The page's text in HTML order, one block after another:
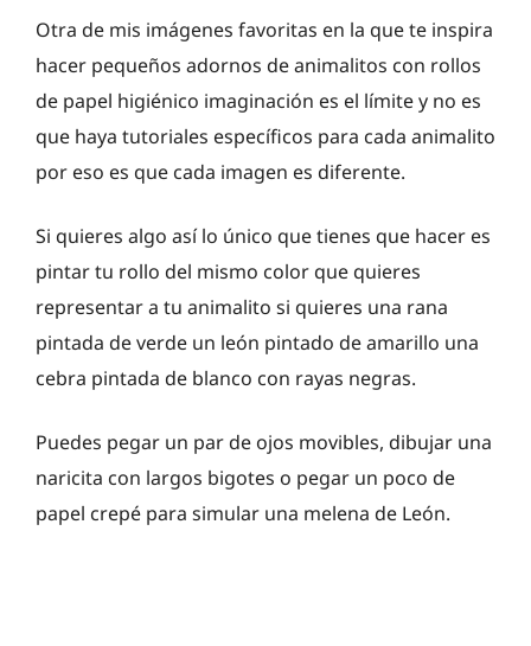
Otra de mis imágenes favoritas en la que te inspira
hacer pequeños adornos de animalitos con rollos
de papel higiénico imaginación es el límite y no es
que haya tutoriales específicos para cada animalito
por eso es que cada imagen es diferente.
Si quieres algo así lo único que tienes que hacer es
pintar tu rollo del mismo color que quieres
representar a tu animalito si quieres una rana
pintada de verde un león pintado de amarillo una
cebra pintada de blanco con rayas negras.
Puedes pegar un par de ojos movibles, dibujar una
naricita con largos bigotes o pegar un poco de
papel crepé para simular una melena de León.